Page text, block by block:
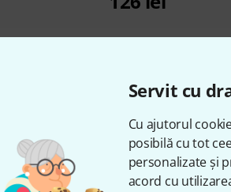
Servit cu
Cu ajutorul
posibilă cu tot
personalizate și
acord cu